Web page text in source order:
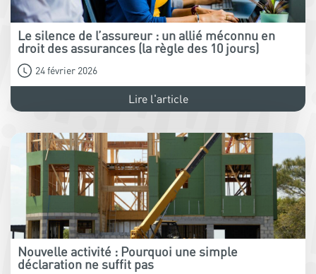
Le silence de l’assureur : un allié méconnu en
droit des assurances (la règle des 10 jours)
24 février 2026
Lire l'article
Nouvelle activité : Pourquoi une simple
déclaration ne suffit pas